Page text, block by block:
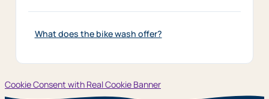
What does the bike wash offer?
Cookie Consent with Real Cookie Banner